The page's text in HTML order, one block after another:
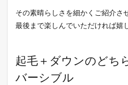
ト。
4
とし
ても
万能
その素晴らしさを細かくご紹介さ
最後まで楽しんでいただければ嬉
起毛＋ダウンのどち
バーシブル